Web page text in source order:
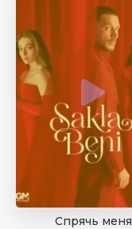
Спрячь меня